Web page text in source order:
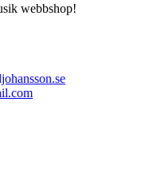
webbshop!